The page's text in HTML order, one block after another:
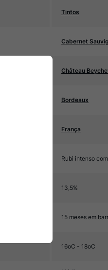
Tintos
Cabernet
Château
Bordeaux
França
Rubi intenso
13,5%
15 meses em
16oC - 18oC